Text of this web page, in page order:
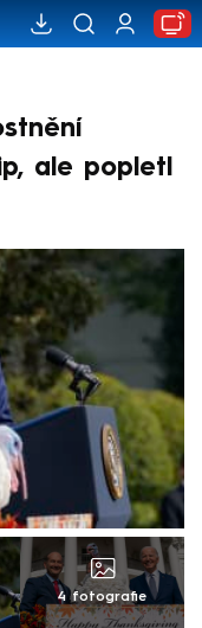
ale popletl
4 fotografie